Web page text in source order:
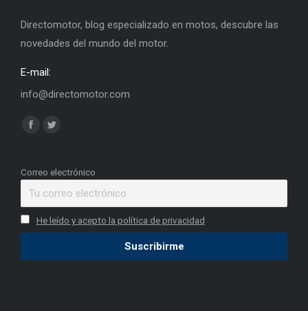
Directomotor, blog especializado en motos, descubre las
novedades del mundo del motor.
E-mail:
info@directomotor.com
Find us on:
Facebook
opens
window
Twitter
opens
window
Correo electrónico
He leído y acepto la política de privacidad